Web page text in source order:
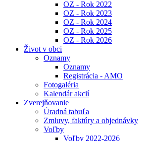
OZ - Rok 2022
OZ - Rok 2023
OZ - Rok 2024
OZ - Rok 2025
OZ - Rok 2026
Život v obci
Oznamy
Oznamy
Registrácia - AMO
Fotogaléria
Kalendár akcií
Zverejňovanie
Úradná tabuľa
Zmluvy, faktúry a objednávky
Voľby
Voľby 2022-2026